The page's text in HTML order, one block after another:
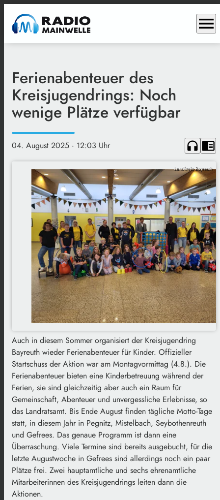
menu
Ferienabenteuer des
Kreisjugendrings: Noch
wenige Plätze verfügbar
04. August 2025 · 12:03 Uhr headphones chrome_reader_mode
Landkreis Bayreuth
Auch in diesem Sommer organisiert der Kreisjugendring
Bayreuth wieder Ferienabenteuer für Kinder. Offizieller
Startschuss der Aktion war am Montagvormittag (4.8.). Die
Ferienabenteuer bieten eine Kinderbetreuung während der
Ferien, sie sind gleichzeitig aber auch ein Raum für
Gemeinschaft, Abenteuer und unvergessliche Erlebnisse, so
das Landratsamt. Bis Ende August finden tägliche Motto-Tage
statt, in diesem Jahr in Pegnitz, Mistelbach, Seybothenreuth
und Gefrees. Das genaue Programm ist dann eine
Überraschung. Viele Termine sind bereits ausgebucht, für die
letzte Augustwoche in Gefrees sind allerdings noch ein paar
Plätze frei. Zwei hauptamtliche und sechs ehrenamtliche
Mitarbeiterinnen des Kreisjugendrings leiten dann die
Aktionen.